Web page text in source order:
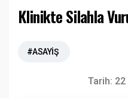
Klinikte Silahla
#ASAYİŞ
Tarih: 22